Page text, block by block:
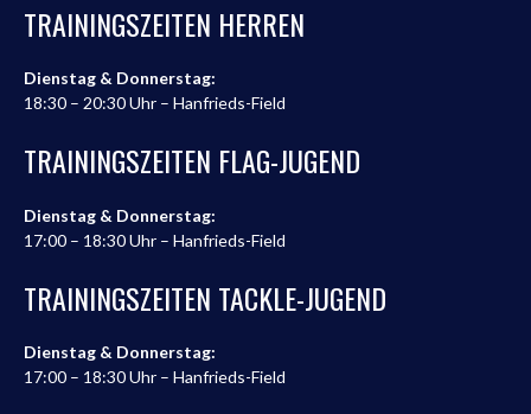
TRAININGSZEITEN HERREN
Dienstag & Donnerstag:
18:30 – 20:30 Uhr – Hanfrieds-Field
TRAININGSZEITEN FLAG-JUGEND
Dienstag & Donnerstag:
17:00 – 18:30 Uhr – Hanfrieds-Field
TRAININGSZEITEN TACKLE-JUGEND
Dienstag & Donnerstag:
17:00 – 18:30 Uhr – Hanfrieds-Field